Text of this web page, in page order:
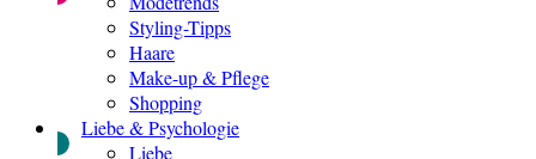
Styling-Tipps
Haare
Make-up & Pflege
Shopping
Liebe & Psychologie
Liebe